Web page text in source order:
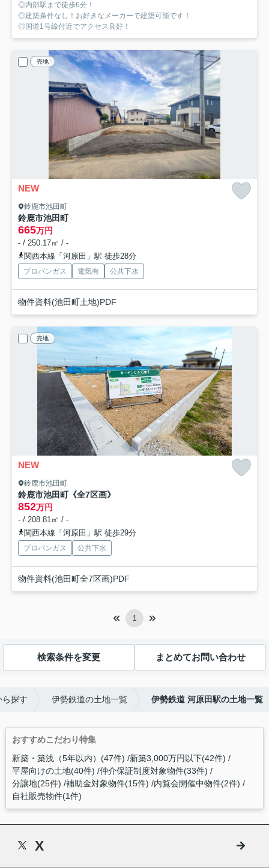
◎内部駅まで徒歩6分！
◎建築条件なし！お好きなメーカーで建築可能です！
◎国道1号線付近でアクセス良好！
売地
NEW
鈴鹿市池田町
鈴鹿市池田町
665万円
- / 250.17㎡ / -
関西本線「河原田」駅 徒歩28分
プロパンガス 電気有 公共下水
物件資料(池田町土地)PDF
売地
NEW
鈴鹿市池田町
鈴鹿市池田町《全7区画》
852万円
- / 208.81㎡ / -
関西本線「河原田」駅 徒歩29分
プロパンガス 公共下水
物件資料(池田町全7区画)PDF
1
検索条件を変更 まとめてお問い合わせ
ら探す 伊勢鉄道の土地一覧 伊勢鉄道 河原田駅の土地一覧
おすすめこだわり特集
新築・築浅（5年以内）(47件) 新築3,000万円以下(42件)
平屋向けの土地(40件) 仲介保証制度対象物件(33件)
分譲地(25件) 補助金対象物件(15件) 内覧会開催中物件(2件)
自社販売物件(1件)
X